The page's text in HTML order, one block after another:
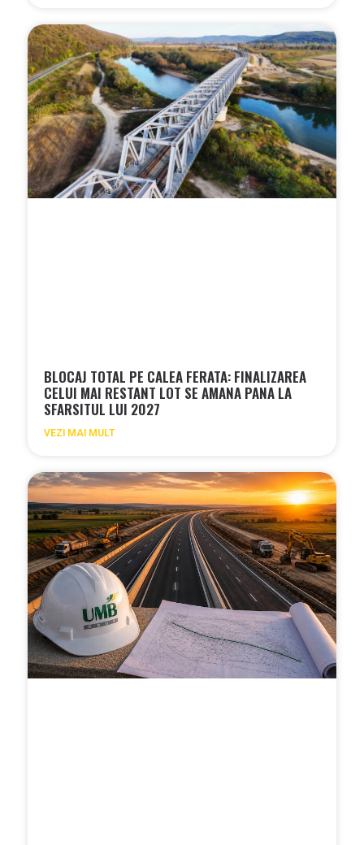
BLOCAJ TOTAL PE CALEA FERATA: FINALIZAREA
CELUI MAI RESTANT LOT SE AMANA PANA LA
SFARSITUL LUI 2027
VEZI MAI MULT